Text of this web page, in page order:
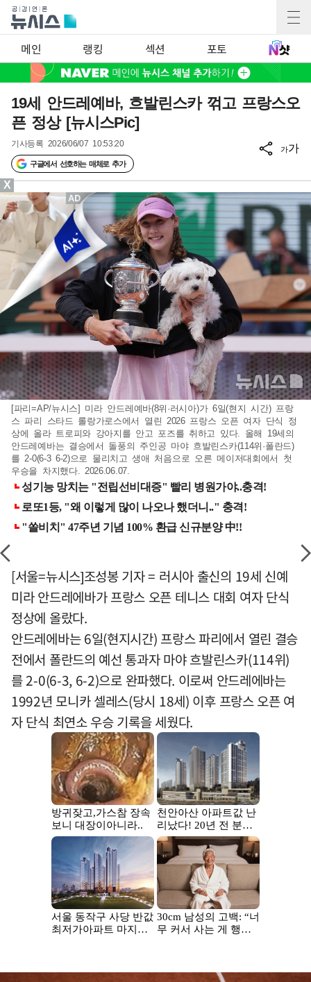
메인 랭킹 섹션 포토
19세 안드레예바, 흐발린스카 꺾고 프랑스오
픈 정상 [뉴시스Pic]
기사등록 2026/06/07 10:53:20
구글에서 선호하는 매체로 추가
가가
[파리=AP/뉴시스] 미라 안드레예바(8위·러시아)가 6일(현지 시간) 프랑
스 파리 스타드 롤랑가로스에서 열린 2026 프랑스 오픈 여자 단식 정
상에 올라 트로피와 강아지를 안고 포즈를 취하고 있다. 올해 19세의
안드레예바는 결승에서 돌풍의 주인공 마야 흐발린스카(114위·폴란드)
를 2-0(6-3 6-2)으로 물리치고 생애 처음으로 오른 메이저대회에서 첫
우승을 차지했다. 2026.06.07.
[서울=뉴시스]조성봉 기자 = 러시아 출신의 19세 신예
미라 안드레에바가 프랑스 오픈 테니스 대회 여자 단식
정상에 올랐다.
안드레에바는 6일(현지시간) 프랑스 파리에서 열린 결승
전에서 폴란드의 예선 통과자 마야 흐발린스카(114위)
를 2-0(6-3, 6-2)으로 완파했다. 이로써 안드레에바는
1992년 모니카 셀레스(당시 18세) 이후 프랑스 오픈 여
자 단식 최연소 우승 기록을 세웠다.
X